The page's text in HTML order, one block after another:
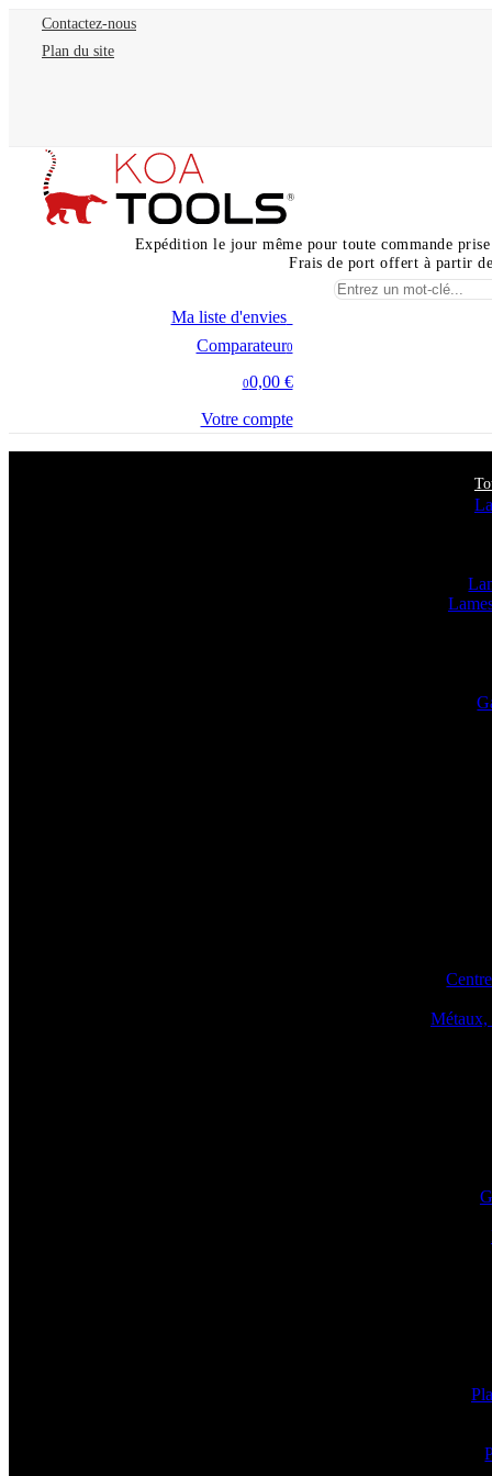
Contactez-nous
Plan du site
Expédition le jour même pour toute commande
Frais de port offert à partir
Ma liste d'envies0
Comparateur0
00,00 €
Votre compte
Métaux,